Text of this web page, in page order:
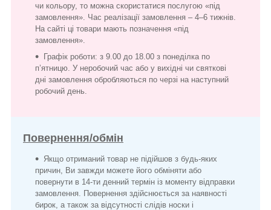
чи кольору, то можна скористатися послугою «під
замовлення». Час реалізації замовлення – 4–6 тижнів.
На сайті ці товари мають позначення «під
замовлення».
Графік роботи: з 9.00 до 18.00 з понеділка по
п’ятницю. У неробочий час або у вихідні чи святкові
дні замовлення обробляються по черзі на наступний
робочий день.
Повернення/обмін
Якщо отриманий товар не підійшов з будь-яких
причин, Ви завжди можете його обміняти або
повернути в 14-ти денний термін із моменту відправки
замовлення. Повернення здійснюється за наявності
бирок, а також за відсутності слідів носки і